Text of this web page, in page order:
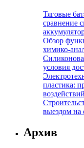
Тяговые
сравнение
Обзор
химико-
условия
пластика:
воздействий
выездом на
Архив